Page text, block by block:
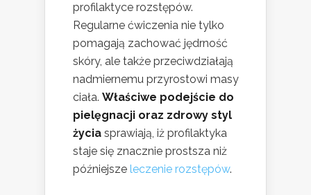
profilaktyce rozstępów.
Regularne ćwiczenia nie tylko
pomagają zachować jędrność
skóry, ale także przeciwdziałają
nadmiernemu przyrostowi masy
ciała. Właściwe podejście do
pielęgnacji oraz zdrowy styl
życia sprawiają, iż profilaktyka
staje się znacznie prostsza niż
późniejsze leczenie rozstępów.